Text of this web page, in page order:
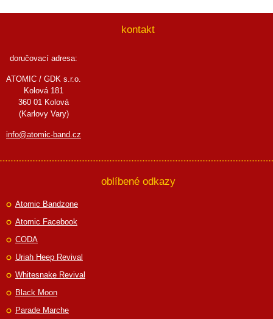
kontakt
doručovací adresa:
ATOMIC / GDK s.r.o.
Kolová 181
360 01 Kolová
(Karlovy Vary)
info@atomic-band.cz
oblíbené odkazy
Atomic Bandzone
Atomic Facebook
CODA
Uriah Heep Revival
Whitesnake Revival
Black Moon
Parade Marche